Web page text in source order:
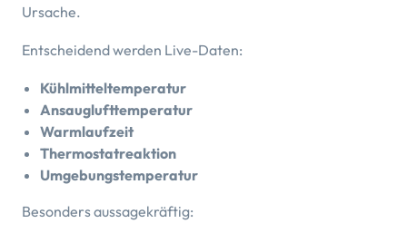
Ursache.
Entscheidend werden Live-Daten:
Kühlmitteltemperatur
Ansauglufttemperatur
Warmlaufzeit
Thermostatreaktion
Umgebungstemperatur
Besonders aussagekräftig: